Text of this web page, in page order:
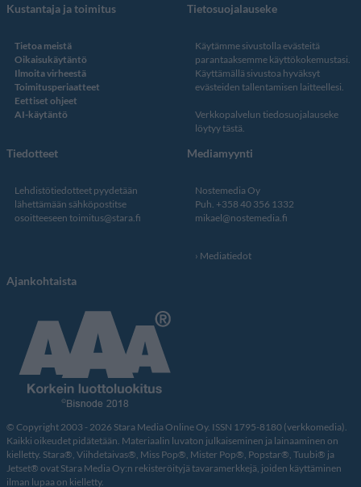
Kustantaja ja toimitus
Tietoa meistä
Oikaisukäytäntö
Ilmoita virheestä
Toimitusperiaatteet
Eettiset ohjeet
AI-käytäntö
Tietosuojalauseke
Käytämme sivustolla evästeitä
parantaaksemme käyttökokemustasi.
Käyttämällä sivustoa hyväksyt
evästeiden tallentamisen laitteellesi.
Verkkopalvelun tiedosuojalauseke
löytyy tästä
Tiedotteet
Lehdistötiedotteet pyydetään
lähettämään sähköpostitse
osoitteeseen toimitus@stara.fi
Mediamyynti
Nostemedia Oy
Puh. +358 40 356 1332
mikael@nostemedia.fi
Mediatiedot
Ajankohtaista
© Copyright 2003 - 2026 Stara Media Online Oy. ISSN 1795-8180 (verkkomedia).
Kaikki oikeudet pidätetään. Materiaalin luvaton julkaiseminen ja lainaaminen on
kielletty. Stara®, Viihdetaivas®, Miss Pop®, Mister Pop®, Popstar®, Tuubi® ja
Jetset® ovat Stara Media Oy:n rekisteröityjä tavaramerkkejä, joiden käyttäminen
ilman lupaa on kielletty.